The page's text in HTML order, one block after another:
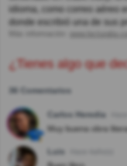
idioma, como correo aéreo
donde escribió una de sus
¿Tienes algo que
36 Comentarios
Carlos Heredia
Muy buena obra
Luis